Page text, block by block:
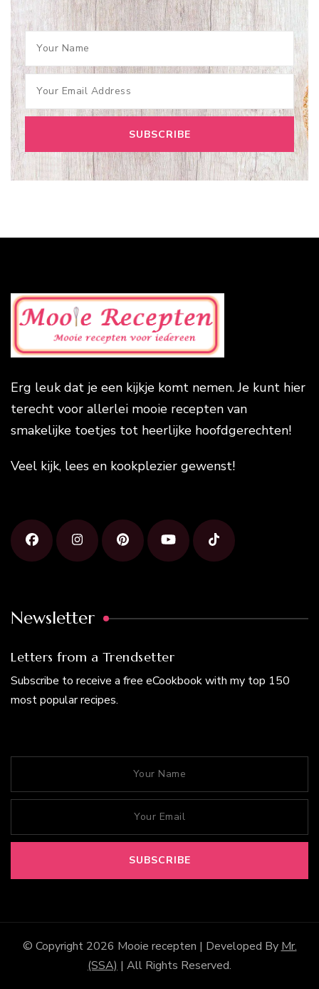
Erg leuk dat je een kijkje komt nemen. Je kunt hier
terecht voor allerlei mooie recepten van
smakelijke toetjes tot heerlijke hoofdgerechten!
Veel kijk, lees en kookplezier gewenst!
Newsletter
Letters from a Trendsetter
Subscribe to receive a free eCookbook with my top 150
most popular recipes.
© Copyright 2026 Mooie recepten | Developed By Mr.
(SSA) | All Rights Reserved.